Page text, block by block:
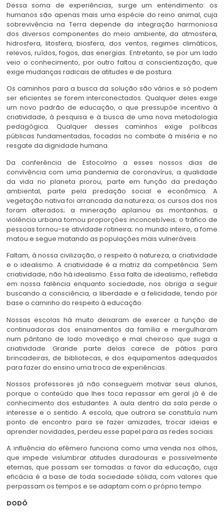
Dessa soma de experiências, surge um entendimento: os
humanos são apenas mais uma espécie do reino animal, cuja
sobrevivência na Terra depende da integração harmoniosa
dos diversos componentes do meio ambiente, da atmosfera,
hidrosfera, litosfera, biosfera, dos ventos, regimes climáticos,
relevos, ruídos, fogos, das energias. Entretanto, se por um lado
veio o conhecimento, por outro faltou a conscientização, que
exige mudanças radicais de atitudes e de postura.
Os caminhos para a busca da solução são vários e só podem
ser eficientes se forem interconectados. Qualquer deles exige
um novo padrão de educação, o que pressupõe incentivo à
criatividade, à pesquisa e à busca de uma nova metodologia
pedagógica. Qualquer desses caminhos exige políticas
públicas fundamentadas, focadas no combate à miséria e no
resgate da dignidade humana.
Da conferência de Estocolmo a esses nossos dias de
convivência com uma pandemia de coronavírus, a qualidade
da vida no planeta piorou, parte em função da predação
ambiental, parte pela predação social e econômica. A
vegetação nativa foi arrancada da natureza; os cursos dos rios
foram alterados; a mineração aplainou as montanhas; a
violência urbana tomou proporções inconcebíveis; o tráfico de
pessoas tornou-se atividade rotineira; no mundo inteiro, a fome
matou e segue matando as populações mais vulneráveis.
Faltam, à nossa civilização, o respeito à natureza, a criatividade
e o idealismo. A criatividade é a matriz da competência. Sem
criatividade, não há idealismo. Essa falta de idealismo, refletida
em nossa falência enquanto sociedade, nos obriga a seguir
buscando a consciência, a liberdade e a felicidade, tendo por
base o caminho do respeito à educação.
Nossas escolas há muito deixaram de exercer a função de
continuadoras dos ensinamentos da família e mergulharam
num pântano de lodo movediço e mal cheiroso que suga a
criatividade. Grande parte delas carece de pátios para
brincadeiras, de bibliotecas, e dos equipamentos adequados
para fazer do ensino uma troca de experiências.
Nossos professores já não conseguem motivar seus alunos,
porque o conteúdo que lhes toca repassar em geral já é de
conhecimento dos estudantes. A aula dentro da sala perde o
interesse e o sentido. A escola, que outrora se constituía num
ponto de encontro para se fazer amizades, trocar ideias e
aprender novidades, perdeu esse papel para as redes sociais.
A influência do efêmero funciona como uma venda nos olhos,
que impede vislumbrar atitudes duradouras e possivelmente
eternas, que possam ser tomadas a favor da educação, cuja
eficácia é a base de toda sociedade sólida, com valores que
perpassam os tempos e se adaptam com o próprio tempo.
DODÔ